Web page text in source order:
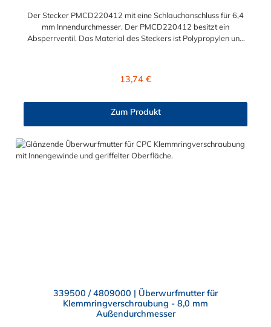
Der Stecker PMCD220412 mit eine Schlauchanschluss für 6,4
mm Innendurchmesser. Der PMCD220412 besitzt ein
Absperrventil. Das Material des Steckers ist Polypropylen und
und MC- Serie kombinieren.
Regulärer Preis:
13,74 €
Zum Produkt
339500 / 4809000 | Überwurfmutter für
Klemmringverschraubung - 8,0 mm
Außendurchmesser